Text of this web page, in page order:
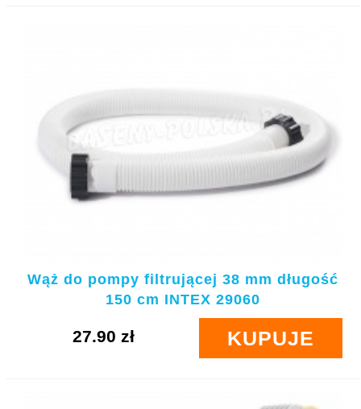
Wąż do pompy filtrującej 38 mm długość
150 cm INTEX 29060
KUPUJE
27.90 zł